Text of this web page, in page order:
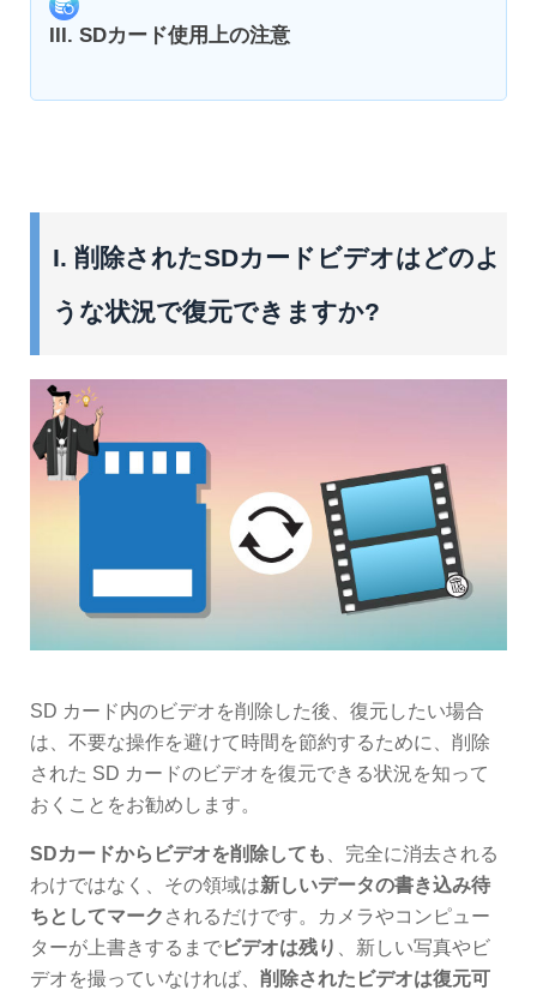
III. SDカード使用上の注意
I. 削除されたSDカードビデオはどのよ
うな状況で復元できますか?
SD カード内のビデオを削除した後、復元したい場合
は、不要な操作を避けて時間を節約するために、削除
された SD カードのビデオを復元できる状況を知って
おくことをお勧めします。
SDカードからビデオを削除しても
、完全に消去される
わけではなく、その領域は新しいデータの書き込み待
ちとしてマーク されるだけです。カメラやコンピュー
ターが上書きするまでビデオは残り
、新しい写真やビ
デオを撮っていなければ、 削除されたビデオは復元可